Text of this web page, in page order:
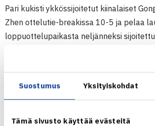
Suostumus Yksityiskohdat
Tämä sivusto käyttää evästeitä
Pari kukisti ykkössijoitetut kiinalaiset
Zhen ottelutie-breakissa 10-5 ja pelaa
loppuottelupaikasta neljänneksi
Paul Frutteron ja Etelä-Afrikan Raven
75.000$+H ATP Challenger
Nelinpeli